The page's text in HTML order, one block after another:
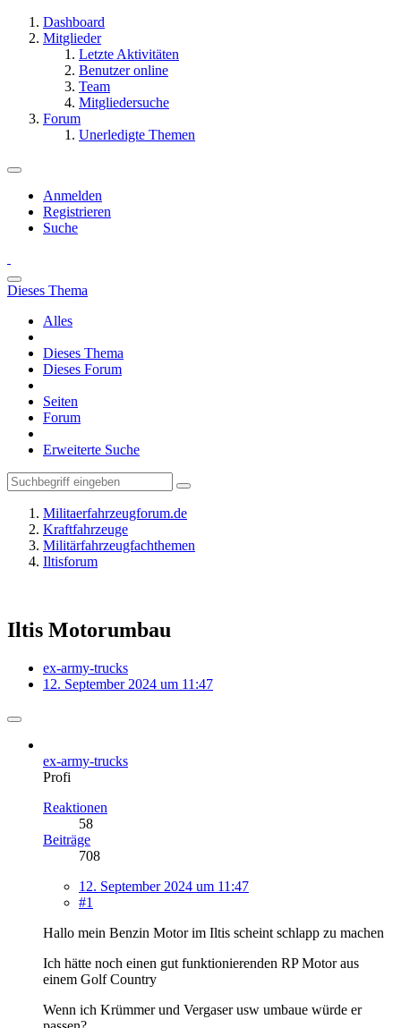
Dashboard
Mitglieder
Letzte Aktivitäten
Benutzer online
Team
Mitgliedersuche
Forum
Unerledigte Themen
Anmelden
Registrieren
Suche
Dieses Thema
Alles
Dieses Thema
Dieses Forum
Seiten
Forum
Erweiterte Suche
Militaerfahrzeugforum.de
Kraftfahrzeuge
Militärfahrzeugfachthemen
Iltisforum
Iltis Motorumbau
ex-army-trucks
12. September 2024 um 11:47
ex-army-trucks
Profi
Reaktionen
58
Beiträge
708
12. September 2024 um 11:47
#1
Hallo mein Benzin Motor im Iltis scheint schlapp zu machen
Ich hätte noch einen gut funktionierenden RP Motor aus
einem Golf Country
Wenn ich Krümmer und Vergaser usw umbaue würde er